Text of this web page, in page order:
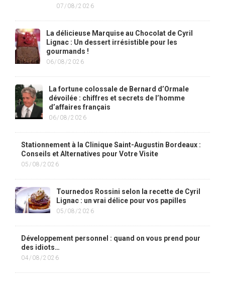
07/08/2026
La délicieuse Marquise au Chocolat de Cyril
Lignac : Un dessert irrésistible pour les
gourmands !
06/08/2026
La fortune colossale de Bernard d’Ormale
dévoilée : chiffres et secrets de l’homme
d’affaires français
06/08/2026
Stationnement à la Clinique Saint-Augustin Bordeaux :
Conseils et Alternatives pour Votre Visite
05/08/2026
Tournedos Rossini selon la recette de Cyril
Lignac : un vrai délice pour vos papilles
05/08/2026
Développement personnel : quand on vous prend pour
des idiots…
04/08/2026